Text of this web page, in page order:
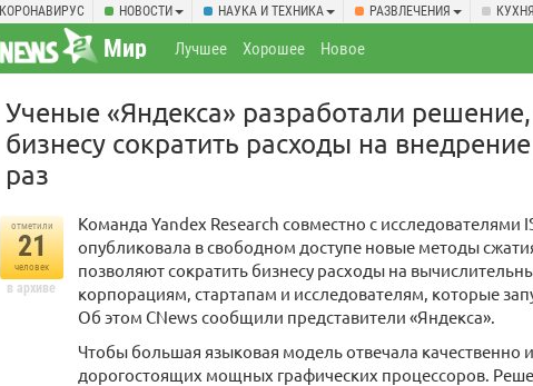
КОРОНАВИРУС НОВОСТИ НАУКА И ТЕХНИКА РАЗВЛЕЧЕНИЯ
Мир Лучшее Хорошее Новое
Ученые «Яндекса» разработали
бизнесу сократить расходы на
раз
отметили
21
человек
в архиве
Команда Yandex Research совместно с исследователями
опубликовала в свободном доступе новые методы
позволяют сократить бизнесу расходы на
корпорациям, стартапам и исследователям, которые
Об этом CNews сообщили представители «Яндекса».
Чтобы большая языковая модель отвечала качественно
дорогостоящих мощных графических процессоров.